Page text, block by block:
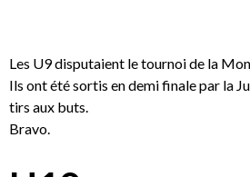
Les U9 disputaient le tournoi de la
Ils ont été sortis en demi finale par la
tirs aux buts.
Bravo.